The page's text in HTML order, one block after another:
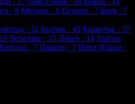
· 8 Мелник · 8 Петрич · 7 Баня · 7
· 51 Балчик · 45 Казанлък · 37
Чепеларе · 15 Ловеч · 14 Златни
· 7 Правец · 7 Нови Искър ·